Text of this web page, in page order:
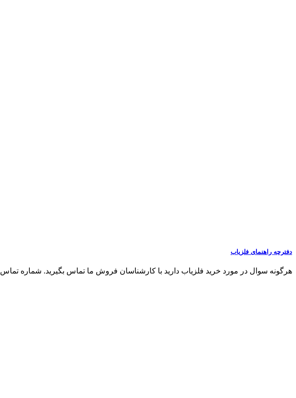
دفترچه راهنمای فلزیاب
هرگونه سوال در مورد خرید فلزیاب دارید با کارشناسان فروش ما تماس بگیرید. شماره تماس09102191330